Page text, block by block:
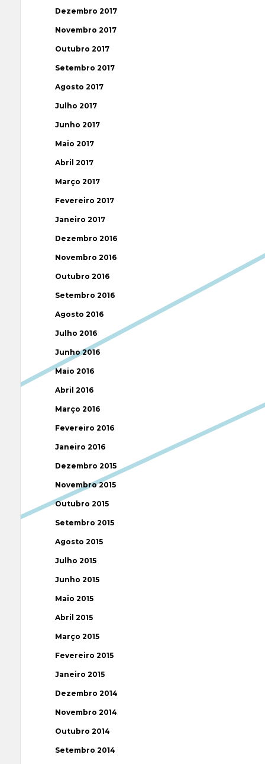
Dezembro 2017
Novembro 2017
Outubro 2017
Setembro 2017
Agosto 2017
Julho 2017
Junho 2017
Maio 2017
Abril 2017
Março 2017
Fevereiro 2017
Janeiro 2017
Dezembro 2016
Novembro 2016
Outubro 2016
Setembro 2016
Agosto 2016
Julho 2016
Junho 2016
Maio 2016
Abril 2016
Março 2016
Fevereiro 2016
Janeiro 2016
Dezembro 2015
Novembro 2015
Outubro 2015
Setembro 2015
Agosto 2015
Julho 2015
Junho 2015
Maio 2015
Abril 2015
Março 2015
Fevereiro 2015
Janeiro 2015
Dezembro 2014
Novembro 2014
Outubro 2014
Setembro 2014